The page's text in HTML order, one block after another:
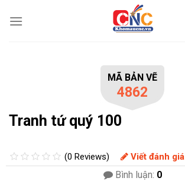
MÃ BẢN VẼ
4862
Tranh tứ quý 100
(0 Reviews) Viết đánh giá
Bình luận: 0